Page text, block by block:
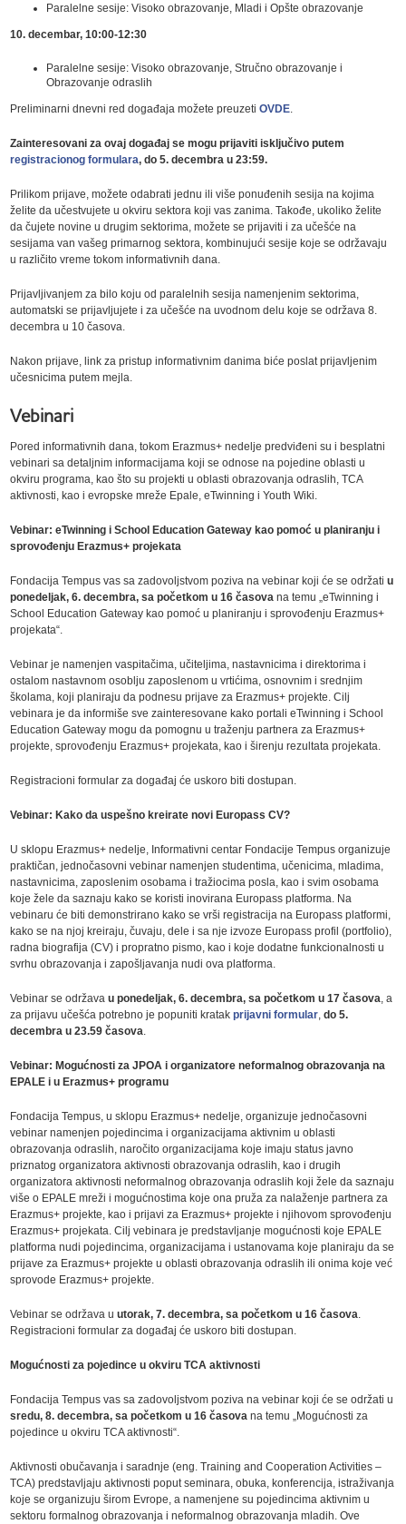
Paralelne sesije: Visoko obrazovanje, Mladi i Opšte obrazovanje
10. decembar, 10:00-12:30
Paralelne sesije: Visoko obrazovanje, Stručno obrazovanje i
Obrazovanje odraslih
Preliminarni dnevni red događaja možete preuzetiOVDE
Zainteresovani za ovaj događaj se mogu prijaviti isključivo putem
registracionog formulara, do 5. decembra u 23:59.
Prilikom prijave, možete odabrati jednu ili više ponuđenih sesija na kojima
želite da učestvujete u okviru sektora koji vas zanima. Takođe, ukoliko želite
da čujete novine u drugim sektorima, možete se prijaviti i za učešće na
sesijama van vašeg primarnog sektora, kombinujući sesije koje se održavaju
u različito vreme tokom informativnih dana.
Prijavljivanjem za bilo koju od paralelnih sesija namenjenim sektorima,
automatski se prijavljujete i za učešće na uvodnom delu koje se održava 8.
decembra u 10 časova.
Nakon prijave, link za pristup informativnim danima biće poslat prijavljenim
učesnicima putem mejla.
Vebinari
Pored informativnih dana, tokom Erazmus+ nedelje predviđeni su i besplatni
vebinari sa detaljnim informacijama koji se odnose na pojedine oblasti u
okviru programa, kao što su projekti u oblasti obrazovanja odraslih, TCA
aktivnosti, kao i evropske mreže Epale, eTwinning i Youth Wiki.
Vebinar: eTwinning i School Education Gateway kao pomoć u planiranju i
sprovođenju Erazmus+ projekata
Fondacija Tempus vas sa zadovoljstvom poziva na vebinar koji će se održatiu
ponedeljak, 6. decembra, sa početkom u 16 časova na temu „eTwinning i
School Education Gateway kao pomoć u planiranju i sprovođenju Erazmus+
projekata“.
Vebinar je namenjen vaspitačima, učiteljima, nastavnicima i direktorima i
ostalom nastavnom osoblju zaposlenom u vrtićima, osnovnim i srednjim
školama, koji planiraju da podnesu prijave za Erazmus+ projekte. Cilj
vebinara je da informiše sve zainteresovane kako portali eTwinning i School
Education Gateway mogu da pomognu u traženju partnera za Erazmus+
projekte, sprovođenju Erazmus+ projekata, kao i širenju rezultata projekata.
Registracioni formular za događaj će uskoro biti dostupan.
Vebinar: Kako da uspešno kreirate novi Europass CV?
U sklopu Erazmus+ nedelje, Informativni centar Fondacije Tempus organizuje
praktičan, jednočasovni vebinar namenjen studentima, učenicima, mladima,
nastavnicima, zaposlenim osobama i tražiocima posla, kao i svim osobama
koje žele da saznaju kako se koristi inovirana Europass platforma. Na
vebinaru će biti demonstrirano kako se vrši registracija na Europass platformi,
kako se na njoj kreiraju, čuvaju, dele i sa nje izvoze Europass profil (portfolio),
radna biografija (CV) i propratno pismo, kao i koje dodatne funkcionalnosti u
svrhu obrazovanja i zapošljavanja nudi ova platforma.
Vebinar se održavau ponedeljak, 6. decembra, sa početkom u 17 časova , a
za prijavu učešća potrebno je popuniti kratakprijavni formular ,do 5.
decembra u 23.59 časova
Vebinar: Mogućnosti za JPOA i organizatore neformalnog obrazovanja na
EPALE i u Erazmus+ programu
Fondacija Tempus, u sklopu Erazmus+ nedelje, organizuje jednočasovni
vebinar namenjen pojedincima i organizacijama aktivnim u oblasti
obrazovanja odraslih, naročito organizacijama koje imaju status javno
priznatog organizatora aktivnosti obrazovanja odraslih, kao i drugih
organizatora aktivnosti neformalnog obrazovanja odraslih koji žele da saznaju
više o EPALE mreži i mogućnostima koje ona pruža za nalaženje partnera za
Erazmus+ projekte, kao i prijavi za Erazmus+ projekte i njihovom sprovođenju
Erazmus+ projekata. Cilj vebinara je predstavljanje mogućnosti koje EPALE
platforma nudi pojedincima, organizacijama i ustanovama koje planiraju da se
prijave za Erazmus+ projekte u oblasti obrazovanja odraslih ili onima koje već
sprovode Erazmus+ projekte.
Vebinar se održava uutorak, 7. decembra, sa početkom u 16 časova
Registracioni formular za događaj će uskoro biti dostupan.
Mogućnosti za pojedince u okviru TCA aktivnosti
Fondacija Tempus vas sa zadovoljstvom poziva na vebinar koji će se održati u
sredu, 8. decembra, sa početkom u 16 časova na temu „Mogućnosti za
pojedince u okviru TCA aktivnosti“.
Aktivnosti obučavanja i saradnje (eng. Training and Cooperation Activities –
TCA) predstavljaju aktivnosti poput seminara, obuka, konferencija, istraživanja
koje se organizuju širom Evrope, a namenjene su pojedincima aktivnim u
sektoru formalnog obrazovanja i neformalnog obrazovanja mladih. Ove